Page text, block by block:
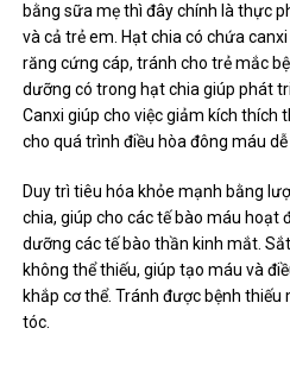
bằng sữa mẹ thì đây chính là thực
và cả trẻ em. Hạt chia có chứa
răng cứng cáp, tránh cho trẻ mắc
dưỡng có trong hạt chia giúp phát
Canxi giúp cho việc giảm kích thích
cho quá trình điều hòa đông máu dễ
Duy trì tiêu hóa khỏe mạnh bằng
chia, giúp cho các tế bào máu hoạt
dưỡng các tế bào thần kinh mắt.
không thể thiếu, giúp tạo máu và
khắp cơ thể. Tránh được bệnh
tóc.